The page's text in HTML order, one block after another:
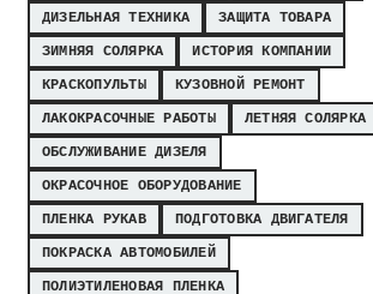
ДИЗЕЛЬНАЯ ТЕХНИКА
ЗАЩИТА ТОВАРА
ЗИМНЯЯ СОЛЯРКА
ИСТОРИЯ КОМПАНИИ
КРАСКОПУЛЬТЫ
КУЗОВНОЙ РЕМОНТ
ЛАКОКРАСОЧНЫЕ РАБОТЫ
ЛЕТНЯЯ СОЛЯРКА
ОБСЛУЖИВАНИЕ ДИЗЕЛЯ
ОКРАСОЧНОЕ ОБОРУДОВАНИЕ
ПЛЕНКА РУКАВ
ПОДГОТОВКА ДВИГАТЕЛЯ
ПОКРАСКА АВТОМОБИЛЕЙ
ПОЛИЭТИЛЕНОВАЯ ПЛЕНКА